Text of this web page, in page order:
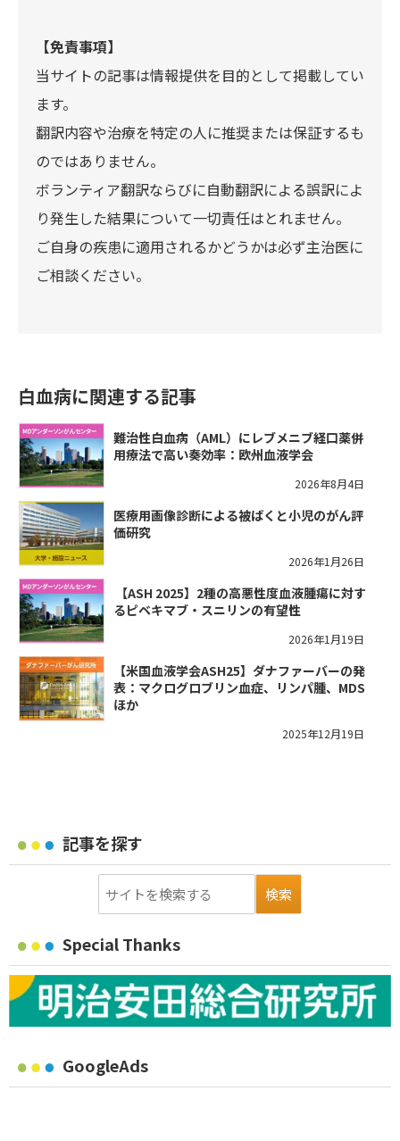
【免責事項】
当サイトの記事は情報提供を目的として掲載してい
ます。
翻訳内容や治療を特定の人に推奨または保証するも
のではありません。
ボランティア翻訳ならびに自動翻訳による誤訳によ
り発生した結果について一切責任はとれません。
ご自身の疾患に適用されるかどうかは必ず主治医に
ご相談ください。
白血病に関連する記事
難治性白血病（AML）にレブメニブ経口薬併
用療法で高い奏効率：欧州血液学会
2026年8月4日
医療用画像診断による被ばくと小児のがん評
価研究
2026年1月26日
​【ASH 2025】2種の高悪性度血液腫瘍に対す
るピベキマブ・スニリンの有望性
2026年1月19日
【米国血液学会ASH25】ダナファーバーの発
表：マクログロブリン血症、リンパ腫、MDS
ほか
2025年12月19日
記事を探す
Special Thanks
GoogleAds